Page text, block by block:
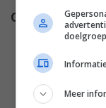
Cast
Meer